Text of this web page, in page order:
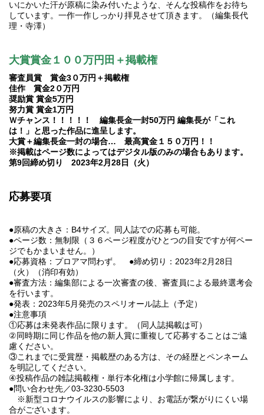
いにかいた汗が原稿に染み付いたような、そんな投稿作をお待ち
しています。一作一作しっかり拝見させて頂きます。（編集長代
理・寺澤）
大賞賞金１００万円田＋掲載権
審査員賞 賞金3０万円＋掲載権
佳作 賞金2０万円
奨励賞 賞金5万円
努力賞 賞金1万円
Ｗチャンス！！！！！ 編集長金一封50万円 編集長が「これ
は！」と思った作品に進呈します。
大賞＋編集長金一封の場合… 最高賞金１５０万円！！
※掲載はページ数によってはデジタル版のみの場合もあります。
第9回締め切り 2023年2月28日（火）
応募要項
●原稿の大きさ：B4サイズ。同人誌での応募も可能。
●ページ数：無制限（３６ページ程度がひとつの目安ですが何ペー
ジでもかまいません。）
●応募資格：プロアマ問わず。 ●締め切り：2023年2月28日
（火）（消印有効）
●審査方法：編集部による一次審査の後、審査員による最終選考会
を行います。
●発表：2023年5月発売のスペリオール誌上（予定）
●注意事項
①応募は未発表作品に限ります。（同人誌掲載は可）
②同時期に同じ作品を他の新人賞に重複して応募することはご遠
慮ください。
③これまでに受賞歴・掲載歴のある方は、その経歴とペンネーム
を明記してください。
④投稿作品の雑誌掲載権・単行本化権は小学館に帰属します。
●問い合わせ先／03‐3230‐5503
※新型コロナウイルスの影響により、お電話が繋がりにくい場
合がございます。